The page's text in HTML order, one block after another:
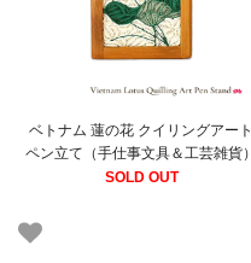
ベトナム 蓮の花 クイリングアート
ペン立て（手仕事文具＆工芸雑貨）
SOLD OUT